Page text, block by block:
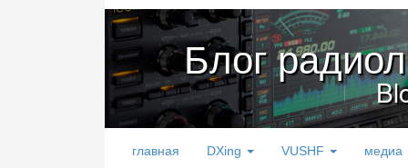
Блог
главная DXing VUSHF медиа